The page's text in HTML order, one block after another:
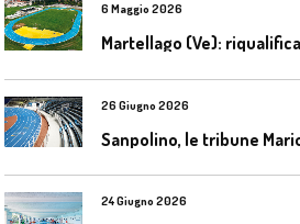
6 Maggio 2026
26 Giugno 2026
24 Giugno 2026